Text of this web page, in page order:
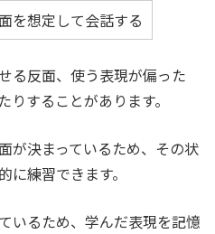
を想定して会話する
る反面、使う表現が偏った
りすることがあります。
が決まっているため、その状
練習できます。
いるため、学んだ表現を記憶